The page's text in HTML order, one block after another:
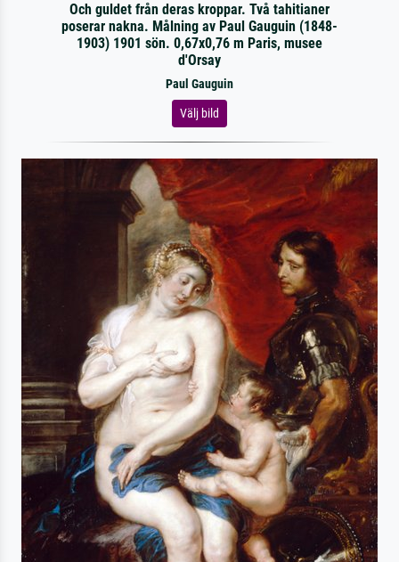
Och guldet från deras kroppar. Två tahitianer
poserar nakna. Målning av Paul Gauguin (1848-
1903) 1901 sön. 0,67x0,76 m Paris, musee
d'Orsay
Paul Gauguin
Välj bild